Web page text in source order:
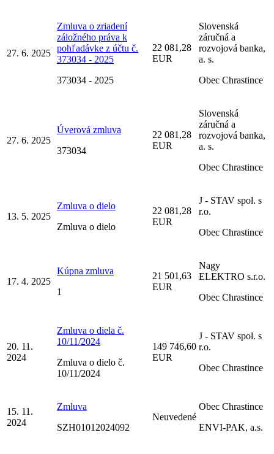
27. 6. 2025
Zmluva o zriadení
záložného práva k
pohľadávke z účtu č.
373034 - 2025
373034 - 2025
22 081,28
EUR
Slovenská
záručná a
rozvojová banka,
a. s.
Obec Chrastince
27. 6. 2025
Úverová zmluva
373034
22 081,28
EUR
Slovenská
záručná a
rozvojová banka,
a. s.
Obec Chrastince
13. 5. 2025
Zmluva o dielo
Zmluva o dielo
22 081,28
EUR
J - STAV spol. s
r.o.
Obec Chrastince
17. 4. 2025
Kúpna zmluva
1
21 501,63
EUR
Nagy
ELEKTRO s.r.o.
Obec Chrastince
20. 11.
2024
Zmluva o diela č.
10/11/2024
Zmluva o dielo č.
10/11/2024
149 746,60
EUR
J - STAV spol. s
r.o.
Obec Chrastince
15. 11.
2024
Zmluva
SZH01012024092
Neuvedené
Obec Chrastince
ENVI-PAK, a.s.